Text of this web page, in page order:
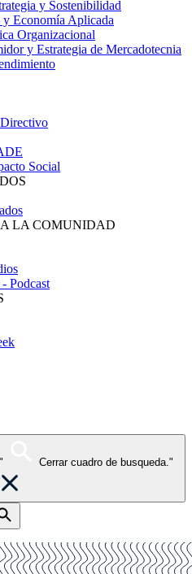
y Sostenibilidad
Economía Aplicada
Organizacional
y Estrategia de Mercadotecnia
Social
LA COMUNIDAD
Podcast
Cerrar cuadro de busqueda."